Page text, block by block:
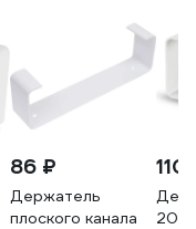
86 ₽
Держатель
плоского канала
110